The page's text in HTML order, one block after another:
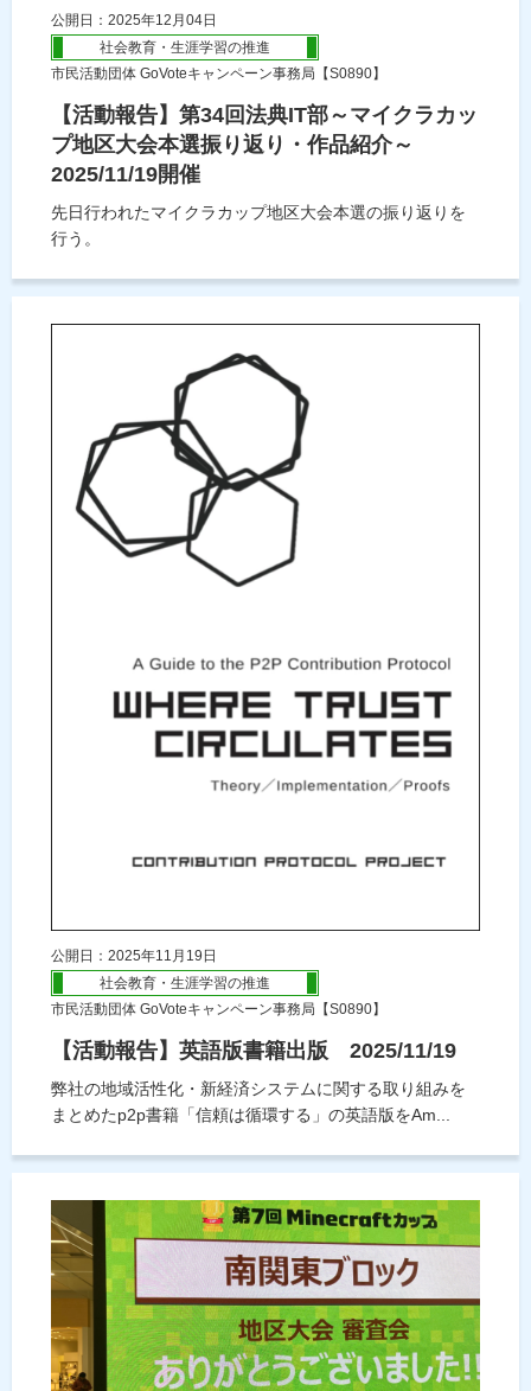
公開日：2025年12月04日
社会教育・生涯学習の推進
市民活動団体 GoVoteキャンペーン事務局【S0890】
【活動報告】第34回法典IT部～マイクラカッ
プ地区大会本選振り返り・作品紹介～
2025/11/19開催
先日行われたマイクラカップ地区大会本選の振り返りを
行う。
公開日：2025年11月19日
社会教育・生涯学習の推進
市民活動団体 GoVoteキャンペーン事務局【S0890】
【活動報告】英語版書籍出版 2025/11/19
弊社の地域活性化・新経済システムに関する取り組みを
まとめたp2p書籍「信頼は循環する」の英語版をAm...